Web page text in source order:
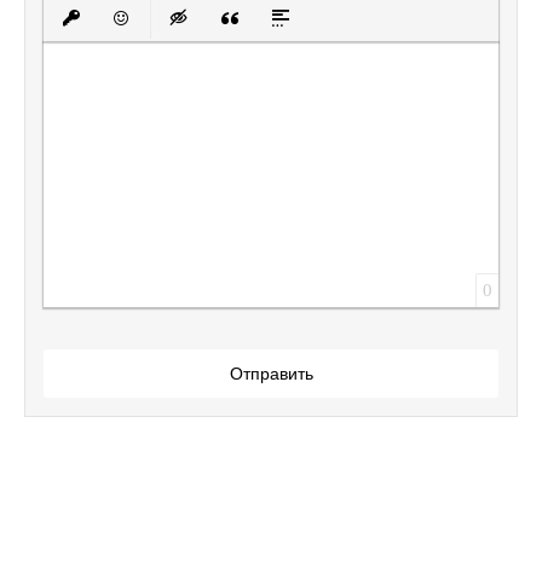
Вставить защищенную ссылку
Вставить смайлик
Вставка скрытого текста
Вставка цитаты
Вставка спойлера
0
Отправить